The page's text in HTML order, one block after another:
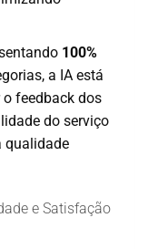
100%
a IA está
feedback dos
do serviço
qualidade
e Satisfação